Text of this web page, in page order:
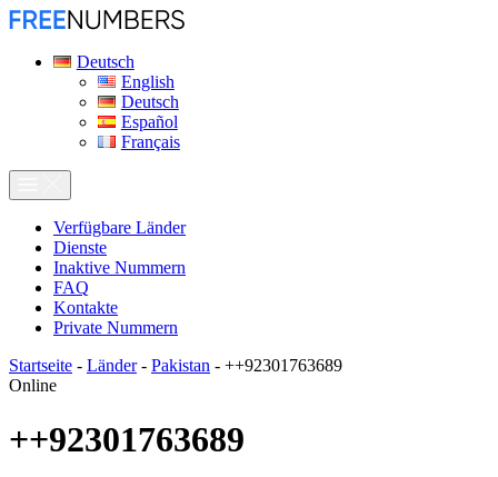
Deutsch
English
Deutsch
Español
Français
Verfügbare Länder
Dienste
Inaktive Nummern
FAQ
Kontakte
Private Nummern
Startseite - Länder- Pakistan - ++92301763689
Online
++92301763689